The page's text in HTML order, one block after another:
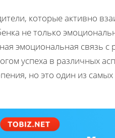
которые активно
не только
эмоциональная связь с
успеха в различных
но это один из